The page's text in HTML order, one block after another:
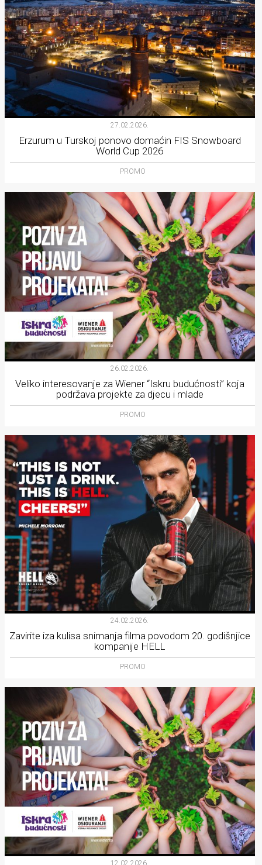
27.02.2026.
Erzurum u Turskoj ponovo domaćin FIS Snowboard
World Cup 2026
PROMO
26.02.2026.
Veliko interesovanje za Wiener “Iskru budućnosti” koja
podržava projekte za djecu i mlade
PROMO
24.02.2026.
Zavirite iza kulisa snimanja filma povodom 20. godišnjice
kompanije HELL
PROMO